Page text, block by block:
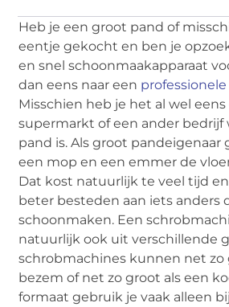
Heb je een groot pand of
eentje gekocht en ben je
en snel schoonmaakapparaat
dan eens naar een
Misschien heb je het al wel
supermarkt of een ander bedrijf
pand is. Als groot pandeigenaar
een mop en een emmer de
Dat kost natuurlijk te veel tijd
beter besteden aan iets anders
schoonmaken. Een
natuurlijk ook uit verschillende
schrobmachines kunnen net zo
bezem of net zo groot als een
formaat gebruik je vaak alleen